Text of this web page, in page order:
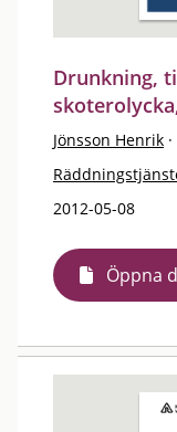
Drunkning,
Jönsson Henrik ·
2012-05-08
Öppna